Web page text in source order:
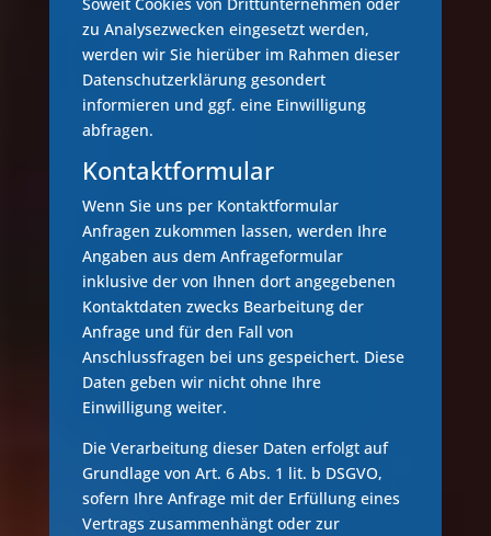
zu Analysezwecken eingesetzt werden,
werden wir Sie hierüber im Rahmen dieser
Datenschutzerklärung gesondert
informieren und ggf. eine Einwilligung
abfragen.
Kontaktformular
Wenn Sie uns per Kontaktformular
Anfragen zukommen lassen, werden Ihre
Angaben aus dem Anfrageformular
inklusive der von Ihnen dort angegebenen
Kontaktdaten zwecks Bearbeitung der
Anfrage und für den Fall von
Anschlussfragen bei uns gespeichert. Diese
Daten geben wir nicht ohne Ihre
Einwilligung weiter.
Die Verarbeitung dieser Daten erfolgt auf
Grundlage von Art. 6 Abs. 1 lit. b DSGVO,
sofern Ihre Anfrage mit der Erfüllung eines
Vertrags zusammenhängt oder zur